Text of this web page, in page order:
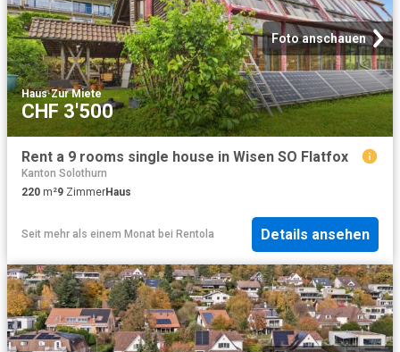
Foto anschauen
Haus·Zur Miete
CHF 3'500
Rent a 9 rooms single house in Wisen SO Flatfox
Kanton Solothurn
220 m²9 ZimmerHaus
Seit mehr als einem Monat bei Rentola Details ansehen